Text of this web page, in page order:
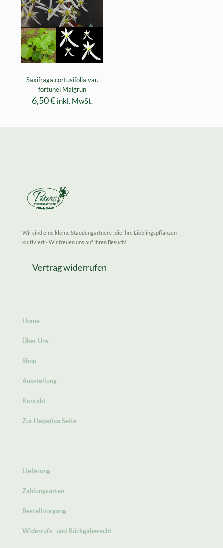
Saxifraga cortusifolia var.
fortunei Maigrün
6,50€ inkl. MwSt.
Wir sind eine kleine Staudengärtnerei, die ihre Lieblingspflanzen
kultiviert - Wir freuen uns auf Ihren Besuch!
Vertrag widerrufen
Home
Über Uns
Shop
Ausstellung
Kontakt
Zur Hepatica Seite
Lieferung
Zahlungsarten
Bestellvorgang
Widerrufs- und Rückgaberecht